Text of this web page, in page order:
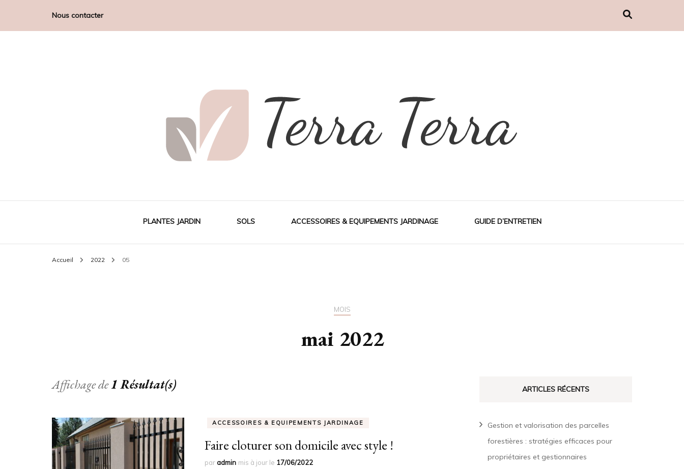
Nous contacter
Terra TerraPLANTES JARDIN SOLS ACCESSOIRES & EQUIPEMENTS JARDINAGE GUIDE D’ENTRETIEN
Accueil 2022 05
MOIS
mai 2022
Affichage de1 Résultat(s)
ACCESSOIRES & EQUIPEMENTS JARDINAGE
Faire cloturer son domicile avec style !
paradmin mis à jour le 17/06/2022
ARTICLES RÉCENTS
Gestion et valorisation des parcelles
forestières : stratégies efficaces pour
propriétaires et gestionnaires